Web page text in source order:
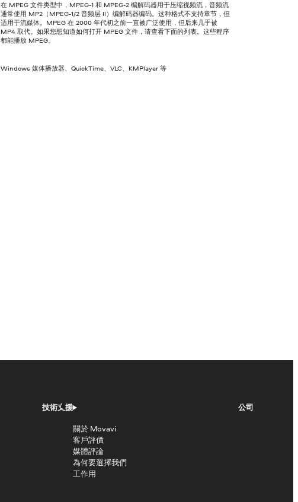
在 MPEG 文件类型中，MPEG-1 和 MPEG-2 编解码器用于压缩视频流，音频流
通常使用 MP2（MPEG-1/2 音频层 II）编解码器编码。这种格式不支持章节，但
适用于流媒体。MPEG 在 2000 年代初之前一直被广泛使用，但后来几乎被
MP4 取代。如果您想知道如何打开 MPEG 文件，请查看下面的列表。这些程序
都能播放 MPEG。
Windows 媒体播放器、QuickTime、VLC、KMPlayer 等
技術支援
公司
關於 Movavi
客戶評價
媒體評論
為何要選擇我們
工作用